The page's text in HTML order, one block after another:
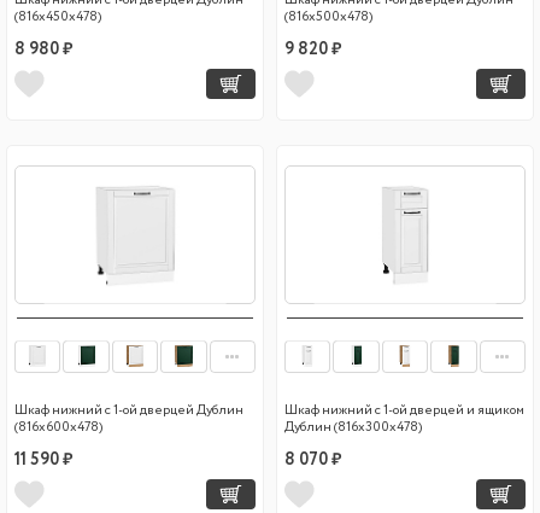
(816х450х478)
8 980 ₽
(816х500х478)
9 820 ₽
Шкаф нижний с 1-ой дверцей Дублин
(816х600х478)
11 590 ₽
Шкаф нижний с 1-ой дверцей и ящиком
Дублин (816х300х478)
8 070 ₽